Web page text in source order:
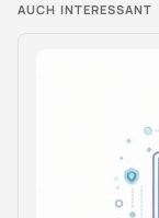
AUCH INTERESSANT